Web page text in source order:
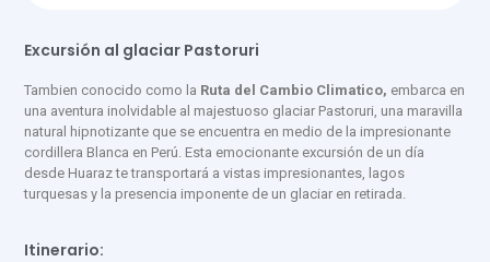
Excursión al glaciar Pastoruri
Tambien conocido como la Ruta del Cambio Climatico, embarca en
una aventura inolvidable al majestuoso glaciar Pastoruri, una maravilla
natural hipnotizante que se encuentra en medio de la impresionante
cordillera Blanca en Perú. Esta emocionante excursión de un día
desde Huaraz te transportará a vistas impresionantes, lagos
turquesas y la presencia imponente de un glaciar en retirada.
Itinerario: